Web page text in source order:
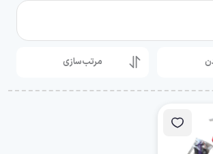
مرتب‌سازی